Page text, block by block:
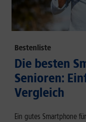
Bestenliste
Die besten
Senioren:
Vergleich
Ein gutes Smartphone